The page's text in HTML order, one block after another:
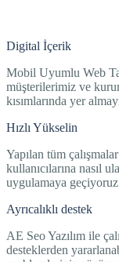
Digital İçerik
Mobil Uyumlu Web
müşterilerimiz ve
kısımlarında yer
Hızlı Yükselin
Yapılan tüm
kullanıcılarına nasıl
uygulamaya
Ayrıcalıklı destek
AE Seo Yazılım ile
desteklerden